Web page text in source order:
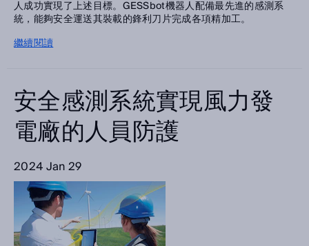
人成功實現了上述目標。GESSbot機器人配備最先進的感測系
統，能夠安全運送其裝載的鋒利刀片完成各項精加工。
繼續閱讀
安全感測系統實現風力發
電廠的人員防護
2024 Jan 29